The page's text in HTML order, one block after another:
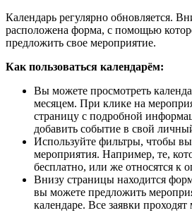
Календарь регулярно обновляется.
расположена форма, с помощью
предложить свое мероприятие.
Как пользоваться календарём:
Вы можете просмотреть
месяцем. При клике на
страницу с подробной
добавить событие в свой
Используйте фильтры, чтобы
мероприятия. Например, те,
бесплатно, или же относятся к
Внизу страницы находится
вы можете предложить
календаре. Все заявки